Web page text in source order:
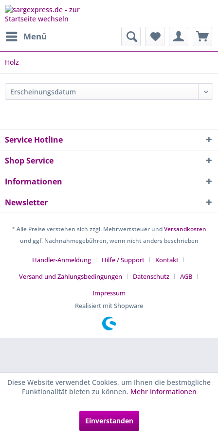
Menü
Holz
Service Hotline
Shop Service
Informationen
Newsletter
* Alle Preise verstehen sich zzgl. Mehrwertsteuer undVersandkosten
und ggf. Nachnahmegebühren, wenn nicht anders beschrieben
Händler-Anmeldung Hilfe / Support
Kontakt
Versand und Zahlungsbedingungen
Datenschutz
AGB
Impressum
Realisiert mit Shopware
Diese Website verwendet Cookies, um Ihnen die bestmögliche
Funktionalität bieten zu können. Mehr Informationen
Einverstanden